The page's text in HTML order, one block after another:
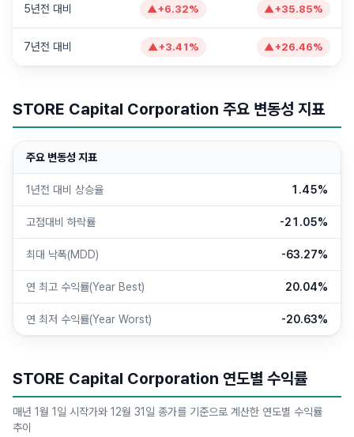
5년전 대비 ▲+6.32% ▲+35.85%
7년전 대비 ▲+3.41 % ▲+26.46%
STORE Capital Corporation 주요 변동성 지표
주요 변동성 지표
1년전 대비 상승율 1.45%
고점대비 하락률 -21.05%
최대 낙폭(MDD) -63.27%
연 최고 수익률(Year Best) 20.04%
연 최저 수익률(Year Worst) -20.63%
STORE Capital Corporation 연도별 수익률
매년 1월 1일 시작가와 12월 31일 종가를 기준으로 계산한 연도별 수익률
추이